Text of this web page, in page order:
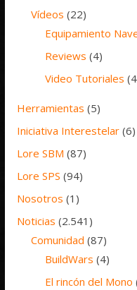
Vídeos (22)
Equipamiento
Reviews (4)
Video Tutoriales
Herramientas (5)
Iniciativa Interestelar (6)
Lore SBM (87)
Lore SPS (94)
Nosotros (1)
Noticias (2.541)
Comunidad (87)
BuildWars (4)
El rincón del Mono